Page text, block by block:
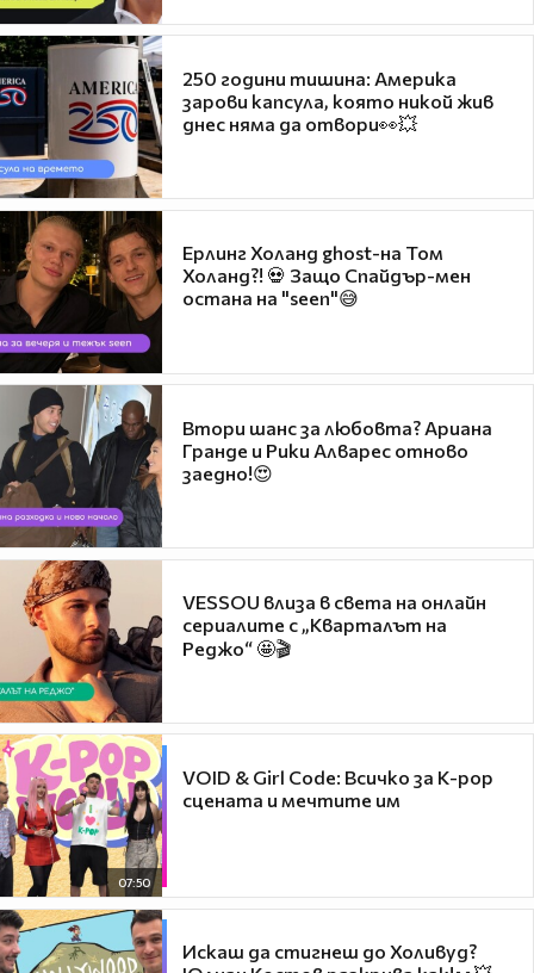
250 години тишина: Америка
зарови капсула, която никой жив
днес няма да отвори👀💥
Ерлинг Холанд ghost-на Том
Холанд?! 💀 Защо Спайдър-мен
остана на "seen"😅
Втори шанс за любовта? Ариана
Гранде и Рики Алварес отново
заедно!😍
VESSOU влиза в света на онлайн
сериалите с „Кварталът на
Реджо“ 🤩🎬
07:50
VOID & Girl Code: Всичко за K-pop
сцената и мечтите им
Искаш да стигнеш до Холивуд?